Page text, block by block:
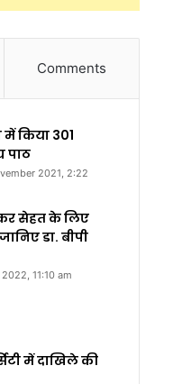
Comments
किया 301
पाठ
2021, 2:22
सेहत के लिए
डा. बीपी
11:10 am
में दाखिले की